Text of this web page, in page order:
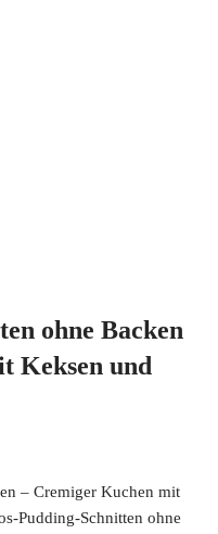
ohne Backen
Keksen und
– Cremiger Kuchen mit
Pudding-Schnitten ohne